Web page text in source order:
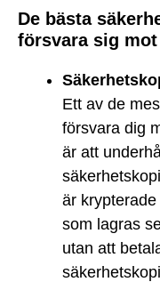
De bästa
försvara sig
Ett av de
försvara dig
är att
är
som lagras
utan att